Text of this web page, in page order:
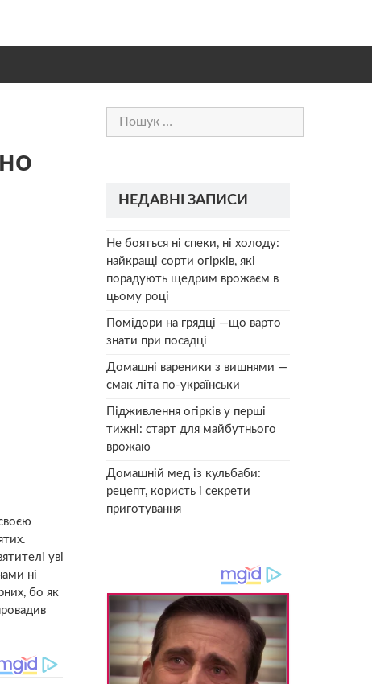
уві
ні
бо як
Пошук:
НЕДАВНІ ЗАПИСИ
Не бояться ні спеки, ні холоду:
найкращі сорти огірків, які
порадують щедрим врожаєм в
цьому році
Помідори на грядці —що варто
знати при посадці
Домашні вареники з вишнями —
смак літа по-українськи
Підживлення огірків у перші
тижні: старт для майбутнього
врожаю
Домашній мед із кульбаби:
рецепт, користь і секрети
приготування